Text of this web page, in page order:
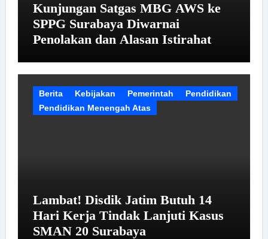
Kunjungan Satgas MBG AWS ke
SPPG Surabaya Diwarnai
Penolakan dan Alasan Istirahat
Berita Kebijakan Pemerintah
Pendidikan
Pendidikan Menengah Atas
Lambat! Disdik Jatim Butuh 14
Hari Kerja Tindak Lanjuti Kasus
SMAN 20 Surabaya